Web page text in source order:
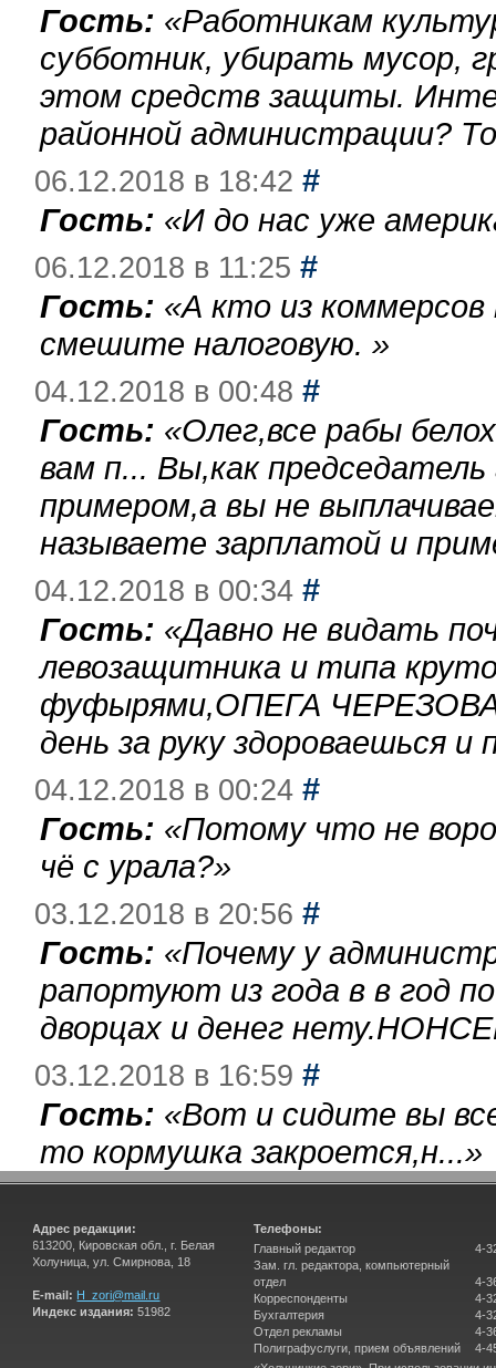
Гость: «Работникам
субботник, убирать мусор,
этом средств защиты.
районной администрации?
06.12.2018 в 18:42 #
Гость: «И до нас уже
06.12.2018 в 11:25 #
Гость: «А кто из
смешите налоговую. »
04.12.2018 в 00:48 #
Гость: «Олег,все рабы
вам п... Вы,как
примером,а вы не
называете зарплатой и
04.12.2018 в 00:34 #
Гость: «Давно не видать
левозащитника и типа
фуфырями,ОПЕГА
день за руку здороваешься
04.12.2018 в 00:24 #
Гость: «Потому что не
чё с урала?»
03.12.2018 в 20:56 #
Гость: «Почему у
рапортуют из года в в год
дворцах и денег
03.12.2018 в 16:59 #
Гость: «Вот и сидите вы
то кормушка закроется,н...»
Адрес редакции:
613200, Кировская обл., г. Белая
Холуница, ул. Смирнова, 18
E-mail: H_zori@mail.ru
Индекс издания: 51982
Телефоны:
Главный редактор
Зам. гл. редактора, компьютерный
отдел
Корреспонденты
Бухгалтерия
Отдел рекламы
Полиграфуслуги, прием объявлений
4-
4-
4-
4-
4-
4-